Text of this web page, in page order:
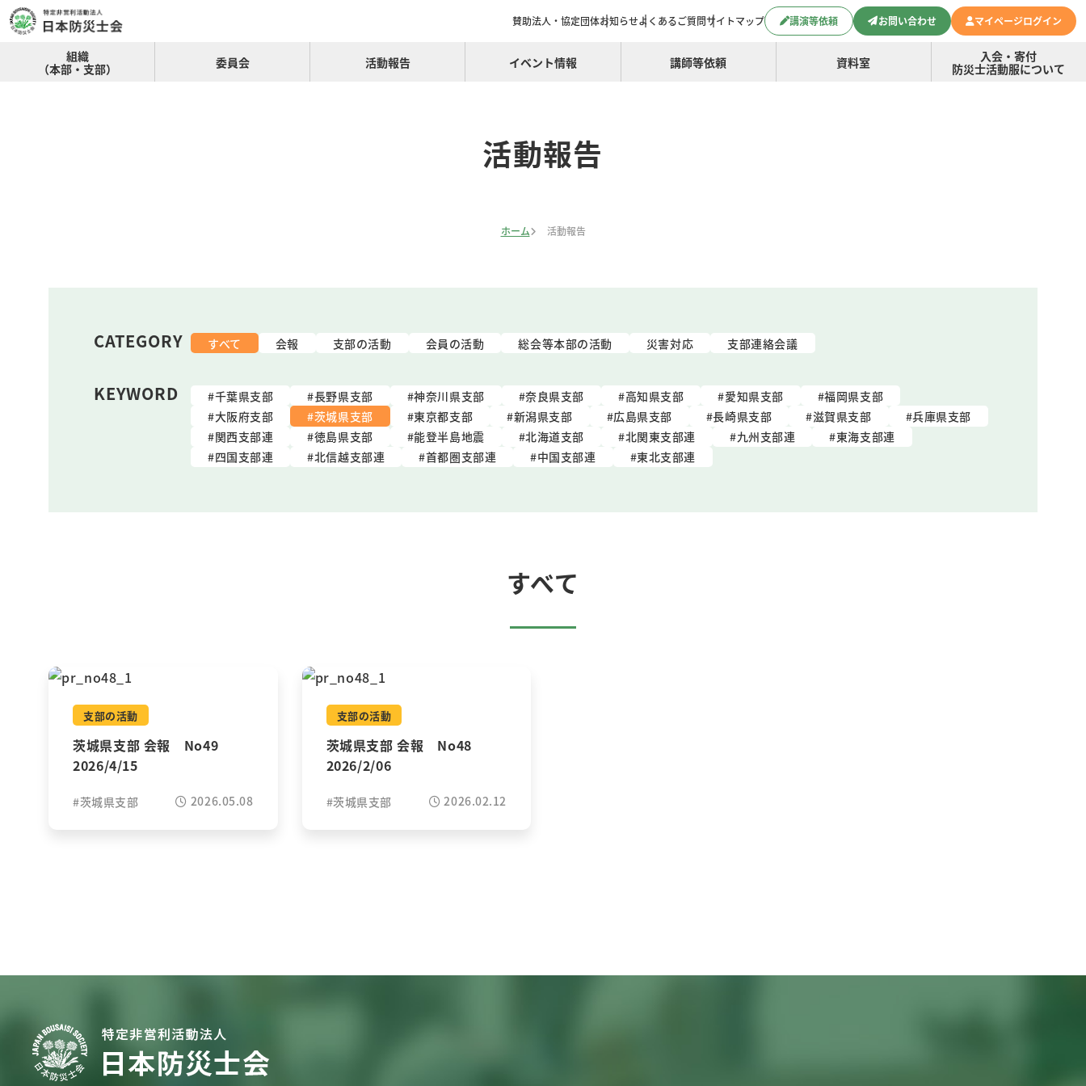
賛助法人・協定団体お知らせよくあるご質問サイトマップ 講演等依頼 お問い合わせ マイページログイン
組織
（本部・支部）
委員会 活動報告 イベント情報 講師等依頼 資料室
入会・寄付
防災士活動服について
活動報告
ホーム 活動報告
CATEGORY すべて 会報 支部の活動 会員の活動 総会等本部の活動 災害対応 支部連絡会議
KEYWORD 千葉県支部 長野県支部 神奈川県支部 奈良県支部 高知県支部 愛知県支部
福岡県支部
大阪府支部
茨城県支部 東京都支部 新潟県支部 広島県支部 長崎県支部 滋賀県支部
兵庫県支部
関西支部連
徳島県支部 能登半島地震 北海道支部 北関東支部連 九州支部連
東海支部連
四国支部連
北信越支部連 首都圏支部連 中国支部連 東北支部連
すべて
支部の活動
茨城県支部 会報 No49
2026/4/15
茨城県支部 2026.05.08
支部の活動
茨城県支部 会報 No48
2026/2/06
茨城県支部 2026.02.12